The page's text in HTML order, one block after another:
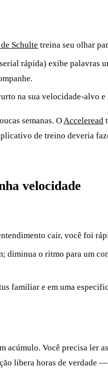
Schulte treina seu olhar
rápida) exibe palavras
na sua velocidade-alvo e
semanas. OAcceleread
de treino deveria
velocidade
cair, você foi
diminua o ritmo para um
familiar e em uma
acúmulo. Você precisa
libera horas de verdade